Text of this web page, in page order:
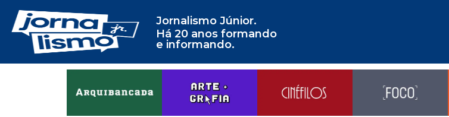
Jornalismo Júnior.
Há 20 anos formando
e informando.